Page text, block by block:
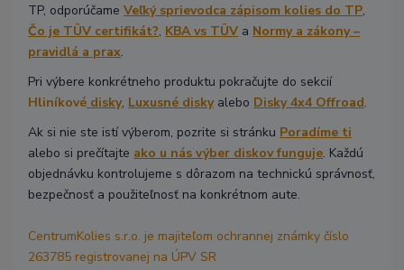
TP, odporúčameVeľký sprievodca zápisom kolies do TP,
Čo je TÜV certifikát?, KBA vs TÜV a Normy a zákony –
pravidlá a prax.
Pri výbere konkrétneho produktu pokračujte do sekcií
Hliníkové disky, Luxusné diskyalebo Disky 4x4 Offroad.
Ak si nie ste istí výberom, pozrite si stránku Poradíme ti
alebo si prečítajte ako u nás výber diskov funguje. Každú
objednávku kontrolujeme s dôrazom na technickú správnosť,
bezpečnosť a použiteľnosť na konkrétnom aute.
CentrumKolies s.r.o. je majiteľom ochrannej známky číslo
263785 registrovanej na ÚPV SR